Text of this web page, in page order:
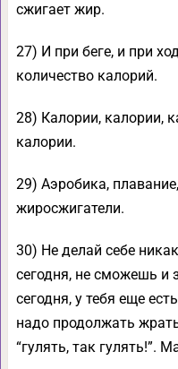
сжигает жир.
27) И при беге, и при
количество калорий.
28) Калории, калории,
калории.
29) Аэробика,
жиросжигатели.
30) Не делай себе
сегодня, не сможешь и
сегодня, у тебя еще
надо продолжать
“гулять, так гулять!”.